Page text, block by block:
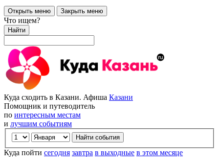
Открыть меню Закрыть меню
Что ищем?
Найти
Куда сходить в Казани. Афиша Казани
Помощник и путеводитель
по интересным местам
и лучшим событиям
Куда пойти сегодня завтра в выходные в этом месяце